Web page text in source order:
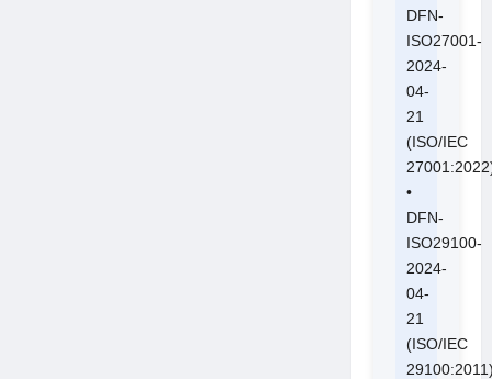
DFN-
ISO27001-
2024-
04-
21
(ISO/IEC
•
DFN-
ISO29100-
2024-
04-
21
(ISO/IEC